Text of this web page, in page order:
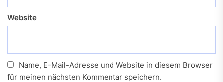
Website
Name, E-Mail-Adresse und Website in diesem Browser
für meinen nächsten Kommentar speichern.